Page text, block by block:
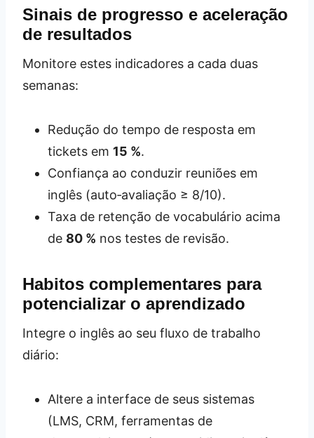
Sinais de progresso e aceleração
de resultados
Monitore estes indicadores a cada duas
semanas:
Redução do tempo de resposta em
tickets em 15 %.
Confiança ao conduzir reuniões em
inglês (auto‑avaliação ≥ 8/10).
Taxa de retenção de vocabulário acima
de 80 % nos testes de revisão.
Habitos complementares para
potencializar o aprendizado
Integre o inglês ao seu fluxo de trabalho
diário:
Altere a interface de seus sistemas
(LMS, CRM, ferramentas de